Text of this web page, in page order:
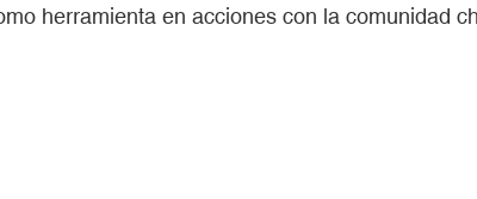
herramienta en acciones con la comunidad